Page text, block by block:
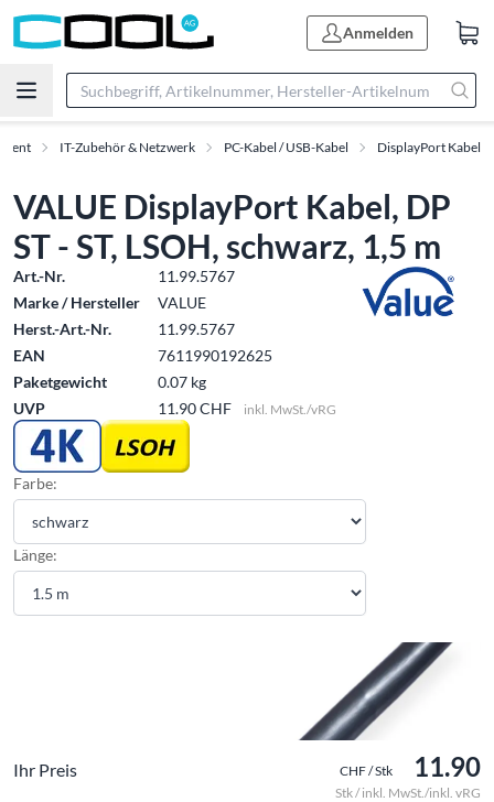
Anmelden
IT-Zubehör & Netzwerk PC-Kabel / USB-Kabel DisplayPort Kabel
VALUE DisplayPort Kabel, DP
ST - ST, LSOH, schwarz, 1,5 m
Art.-Nr.
11.99.5767
Marke / Hersteller
VALUE
Herst.-Art.-Nr.
11.99.5767
EAN
7611990192625
Paketgewicht
0.07 kg
UVP
11.90 CHF inkl. MwSt./vRG
Farbe:
Länge:
Ihr Preis CHF / Stk 11.90
Stk / inkl. MwSt./inkl. vRG